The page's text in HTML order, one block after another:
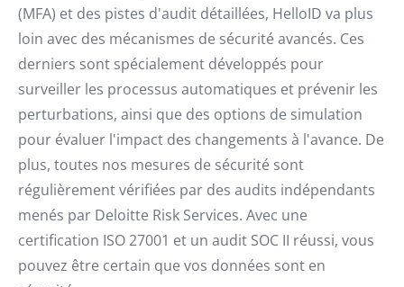
(MFA) et des pistes d'audit détaillées, HelloID va plus
loin avec des mécanismes de sécurité avancés. Ces
derniers sont spécialement développés pour
surveiller les processus automatiques et prévenir les
perturbations, ainsi que des options de simulation
pour évaluer l'impact des changements à l'avance. De
plus, toutes nos mesures de sécurité sont
régulièrement vérifiées par des audits indépendants
menés par Deloitte Risk Services. Avec une
certification ISO 27001 et un audit SOC II réussi, vous
pouvez être certain que vos données sont en